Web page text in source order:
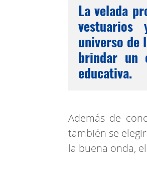
La velada
vestuarios
universo de
brindar un
educativa.
Además de
también se
la buena onda,